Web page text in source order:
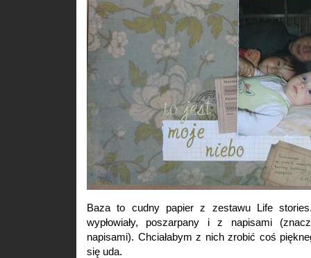
Baza to cudny papier z zestawu Life
wypłowiały, poszarpany i z napisami
napisami). Chciałabym z nich zrobić coś
się uda.